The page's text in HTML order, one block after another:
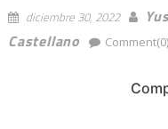
diciembre 30, 2022
Castellano
Comment(0)